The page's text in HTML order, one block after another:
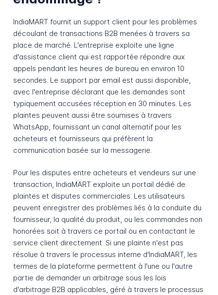
IndiaMART fournit un support client pour les problèmes
découlant de transactions B2B menées à travers sa
place de marché. L'entreprise exploite une ligne
d'assistance client qui est rapportée répondre aux
appels pendant les heures de bureau en environ 10
secondes. Le support par email est aussi disponible,
avec l'entreprise déclarant que les demandes sont
typiquement accusées réception en 30 minutes. Les
plaintes peuvent aussi être soumises à travers
WhatsApp, fournissant un canal alternatif pour les
acheteurs et fournisseurs qui préfèrent la
communication basée sur la messagerie.
Pour les disputes entre acheteurs et vendeurs sur une
transaction, IndiaMART exploite un portail dédié de
plaintes et disputes commerciales. Les utilisateurs
peuvent enregistrer des problèmes liés à la conduite du
fournisseur, la qualité du produit, ou les commandes non
honorées soit à travers ce portail ou en contactant le
service client directement. Si une plainte n'est pas
résolue à travers le processus interne d'IndiaMART, les
termes de la plateforme permettent à l'une ou l'autre
partie de demander un arbitrage sous les lois
d'arbitrage B2B applicables, géré à travers le processus